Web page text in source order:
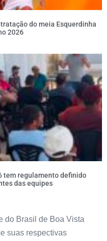
do meia Esquerdinha
2026
tem regulamento definido
das equipes
do Brasil de Boa Vista
suas respectivas